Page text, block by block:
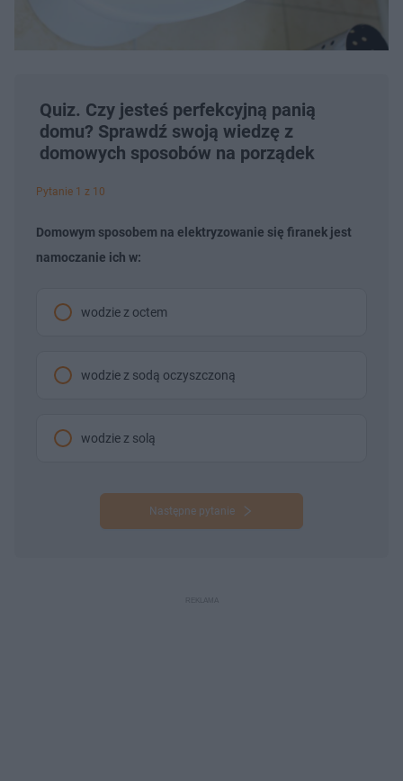
Quiz. Czy jesteś perfekcyjną panią
domu? Sprawdź swoją wiedzę z
domowych sposobów na porządek
Pytanie 1 z 10
Domowym sposobem na elektryzowanie się firanek jest
namoczanie ich w:
wodzie z octem
wodzie z sodą oczyszczoną
wodzie z solą
Następne pytanie